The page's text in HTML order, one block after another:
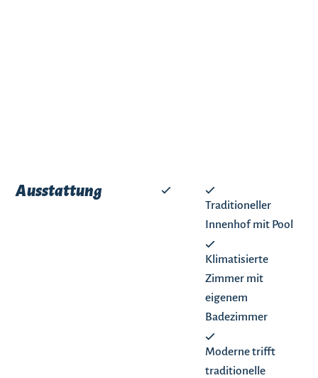
Ausstattung
Traditioneller
Innenhof mit Pool
Klimatisierte
Zimmer mit
eigenem
Badezimmer
Moderne trifft
traditionelle